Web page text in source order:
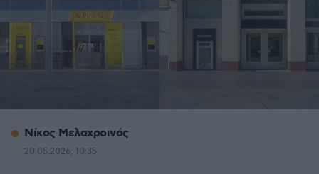
Νίκος Μελαχροινός
20.05.2026, 10:35